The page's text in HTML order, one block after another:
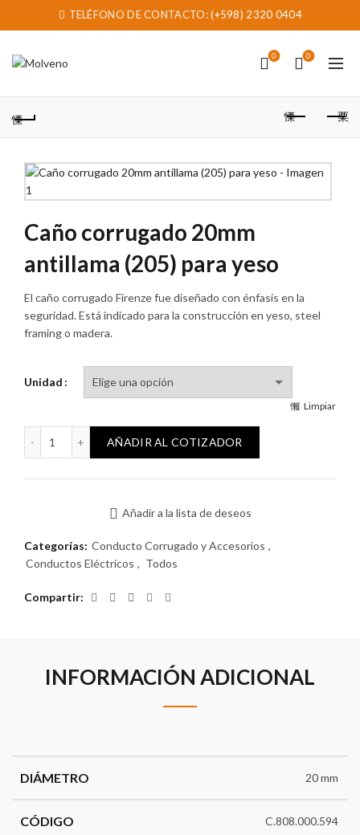
TELÉFONO DE CONTACTO:(+598) 2320 0404
0 0
Caño corrugado 20mm
antillama (205) para yeso
El caño corrugado Firenze fue diseñado con énfasis en la
seguridad. Está indicado para la construcción en yeso, steel
framing o madera.
Unidad
Limpiar
Caño corrugado 20mm antillama (205) para yeso cantidad
AÑADIR AL COTIZADOR
Añadir a la lista de deseos
Categorías: Conducto Corrugado y Accesorios ,
Conductos Eléctricos , Todos
Compartir
INFORMACIÓN ADICIONAL
DIÁMETRO 20 mm
CÓDIGO C.808.000.594